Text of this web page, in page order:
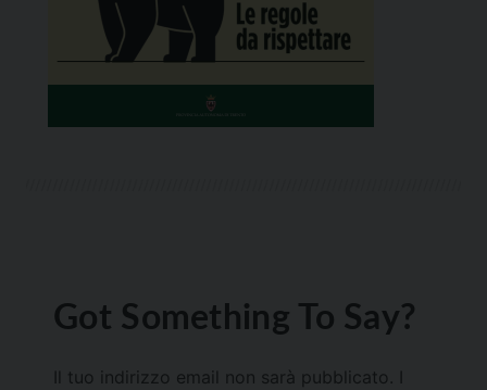
Got Something To Say?
Il tuo indirizzo email non sarà pubblicato.